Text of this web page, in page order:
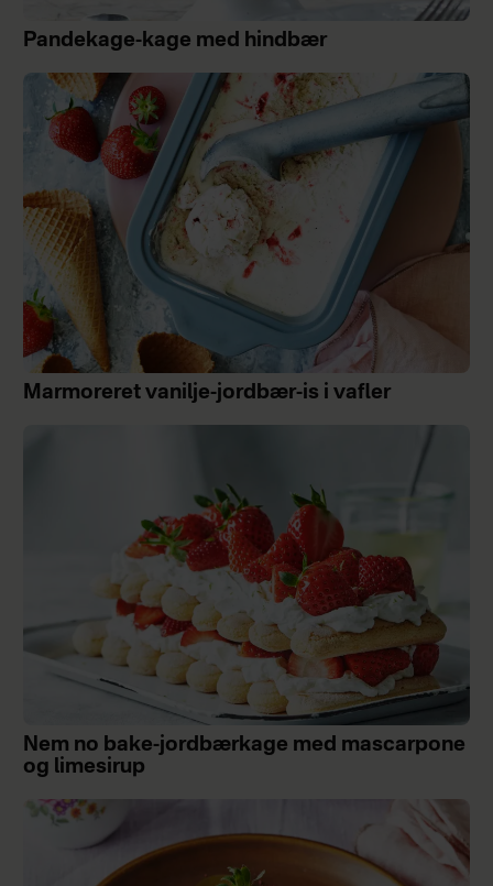
Pandekage-kage med hindbær
Marmoreret vanilje-jordbær-is i vafler
Nem no bake-jordbærkage med mascarpone
og limesirup